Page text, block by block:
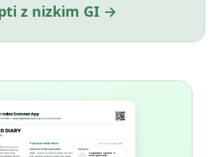
z nizkim GI →